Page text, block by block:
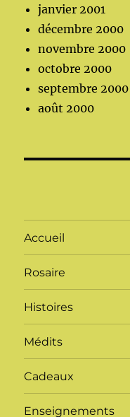
janvier 2001
décembre 2000
novembre 2000
octobre 2000
septembre 2000
août 2000
Accueil
Rosaire
Histoires
Médits
Cadeaux
Enseignements